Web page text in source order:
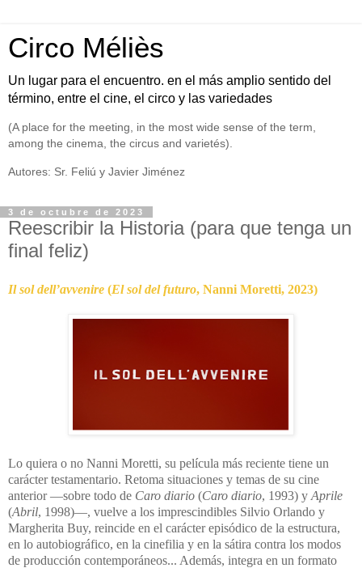
Circo Méliès
Un lugar para el encuentro. en el más amplio sentido del
término, entre el cine, el circo y las variedades
(A place for the meeting, in the most wide sense of the term,
among the cinema, the circus and varietés).
Autores: Sr. Feliú y Javier Jiménez
3 de octubre de 2023
Reescribir la Historia (para que tenga un
final feliz)
Il sol dell’avvenire (El sol del futuro, Nanni Moretti, 2023)
Lo quiera o no Nanni Moretti, su película más reciente tiene un
carácter testamentario. Retoma situaciones y temas de su cine
anterior —sobre todo de Caro diario (Caro diario, 1993) y Aprile
(Abril, 1998)—, vuelve a los imprescindibles Silvio Orlando y
Margherita Buy, reincide en el carácter episódico de la estructura,
en lo autobiográfico, en la cinefilia y en la sátira contra los modos
de producción contemporáneos... Además, integra en un formato